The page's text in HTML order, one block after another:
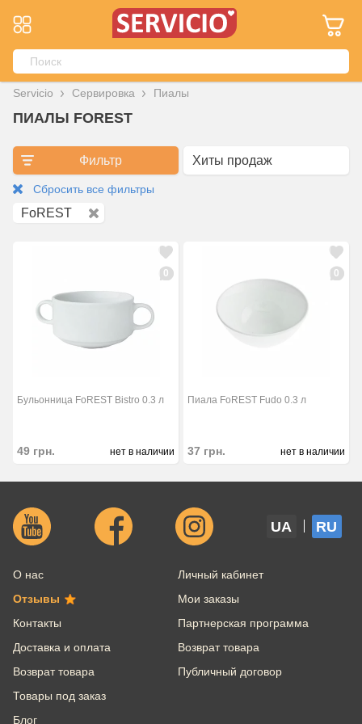
Servicio Сервировка Пиалы
ПИАЛЫ FOREST
Фильтр
Сбросить все фильтры
FoREST
0
Бульонница FoREST Bistro 0.3 л
49 грн. нет в наличии
0
Пиала FoREST Fudo 0.3 л
37 грн. нет в наличии
UA RU
О нас
Отзывы
Контакты
Доставка и оплата
Возврат товара
Товары под заказ
Блог
Личный кабинет
Мои заказы
Партнерская программа
Возврат товара
Публичный договор